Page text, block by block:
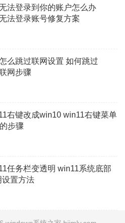
法登录到你的账户怎么办
法登录账号修复方案
么跳过联网设置 如何跳过
网步骤
右键改成win10 win11右键菜单
步骤
任务栏变透明 win11系统底部
设置方法